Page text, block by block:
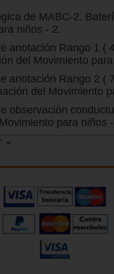
de MABC-2.
niños - 2.
anotación Rango 1 (
del Movimiento
anotación Rango 2 (
del Movimiento
observación
para niños